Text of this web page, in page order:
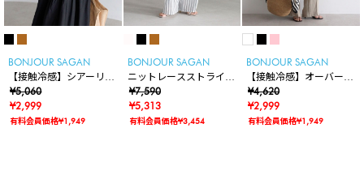
BONJOUR SAGAN
【接触冷感】シアーリネ
ンタッチノースリーブブ
ラウス
¥5,060
¥2,999
有料会員価格¥1,949
BONJOUR SAGAN
ニットレースストライプ
イージーパンツ
¥7,590
¥5,313
有料会員価格¥3,454
BONJOUR SAGAN
【接触冷感】オーバーサ
イズシアーカットソー
¥4,620
¥2,999
有料会員価格¥1,949